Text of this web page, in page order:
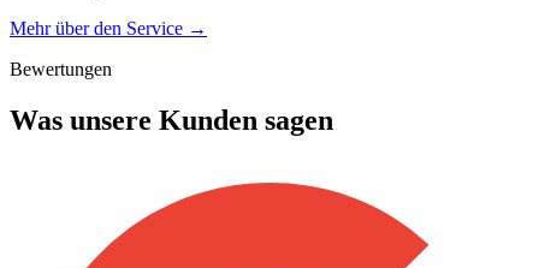
Mehr über den Service →
Bewertungen
Was unsere Kunden sagen